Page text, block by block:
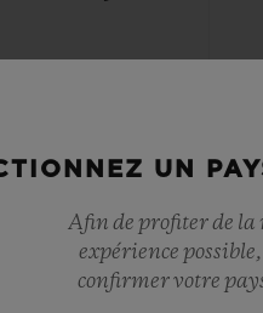
ATM
UN
Afin de profiter de la
expérience
confirmer votre